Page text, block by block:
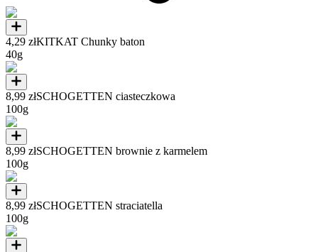
4,29 złKITKAT Chunky baton
40g
8,99 złSCHOGETTEN ciasteczkowa
100g
8,99 złSCHOGETTEN brownie z karmelem
100g
8,99 złSCHOGETTEN straciatella
100g